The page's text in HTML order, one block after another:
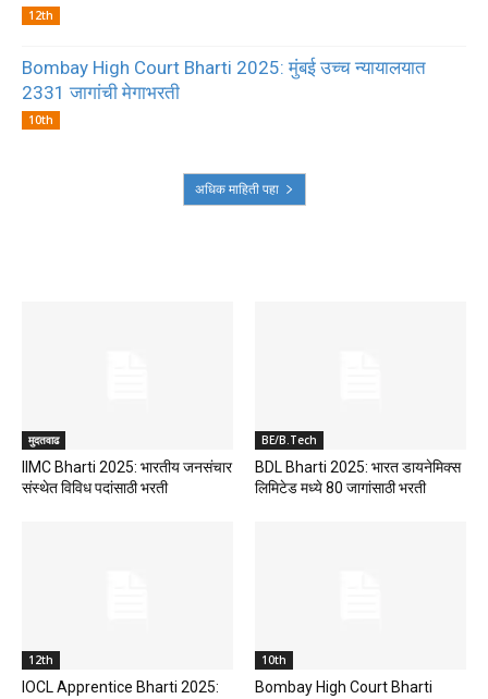
12th
Bombay High Court Bharti 2025: मुंबई उच्च न्यायालयात
2331 जागांची मेगाभरती
10th
अधिक माहिती पहा
मुदतवाढ
IIMC Bharti 2025: भारतीय जनसंचार
संस्थेत विविध पदांसाठी भरती
BE/B.Tech
BDL Bharti 2025: भारत डायनेमिक्स
लिमिटेड मध्ये 80 जागांसाठी भरती
12th
IOCL Apprentice Bharti 2025:
10th
Bombay High Court Bharti